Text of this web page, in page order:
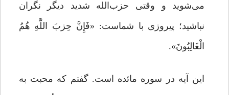
مى‌‌شوید و وقتى حزب‌الله شدید دیگر نگران
نباشید؛ پیروزى با شماست: «فَإِنَّ حِزبَ اللَّهِ هُمُ
الْغَالِبُونَ».
این آیه در سوره مائده است. گفتم که محبت به